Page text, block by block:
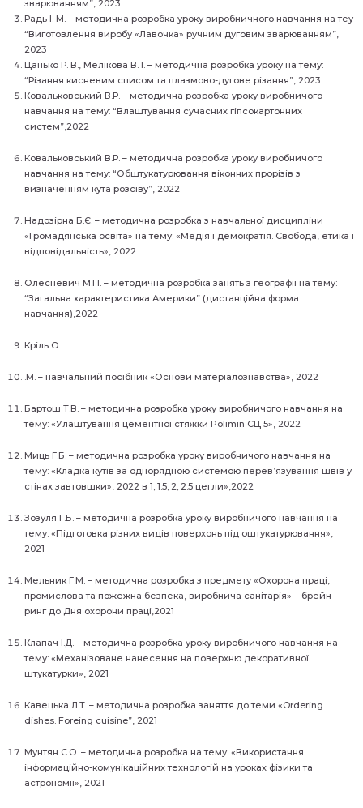
зварюванням”, 2023
Радь І. М. – методична розробка уроку виробничного навчання на теу
“Виготовлення виробу «Лавочка» ручним дуговим зварюванням”,
2023
Цанько Р. В., Мелікова В. І. – методична розробка уроку на тему:
“Різання кисневим списом та плазмово-дугове різання”, 2023
Ковальковський В.Р. – методична розробка уроку виробничого
навчання на тему: “Влаштування сучасних гіпсокартонних
систем”,2022
Ковальковський В.Р. – методична розробка уроку виробничого
навчання на тему: “Обштукатурювання віконних прорізів з
визначенням кута розсіву”, 2022
Надозірна Б.Є. – методична розробка з навчальної дисципліни
«Громадянська освіта» на тему: «Медія і демократія. Свобода, етика і
відповідальність», 2022
Олесневич М.П. – методична розробка занять з географії на тему:
“Загальна характеристика Америки” (дистанційна форма
навчання),2022
Кріль О
.М. – навчальний посібник «Основи матеріалознавства», 2022
Бартош Т.В. – методична розробка уроку виробничого навчання на
тему: «Улаштування цементної стяжки Polimin СЦ 5», 2022
Миць Г.Б. – методична розробка уроку виробничого навчання на
тему: «Кладка кутів за однорядною системою перев’язування швів у
стінах завтовшки», 2022 в 1; 1.5; 2; 2.5 цегли»,2022
Зозуля Г.Б. – методична розробка уроку виробничого навчання на
тему: «Підготовка різних видів поверхонь під оштукатурювання»,
2021
Мельник Г.М. – методична розробка з предмету «Охорона праці,
промислова та пожежна безпека, виробнича санітарія» – брейн-
ринг до Дня охорони праці,2021
Клапач І.Д. – методична розробка уроку виробничого навчання на
тему: «Механізоване нанесення на поверхню декоративної
штукатурки», 2021
Кавецька Л.Т. – методична розробка заняття до теми «Ordering
dishes. Foreing cuisine”, 2021
Мунтян С.О. – методична розробка на тему: «Використання
інформаційно-комунікаційних технологій на уроках фізики та
астрономії», 2021